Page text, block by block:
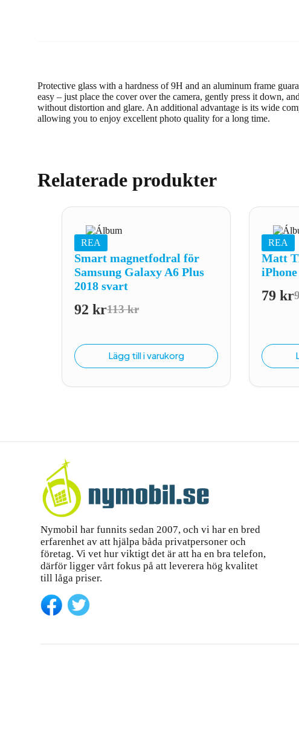
Protective glass with a hardness of 9H and an aluminum frame
easy – just place the cover over the camera, gently press it down,
without distortion and glare. An additional advantage is its wide
allowing you to enjoy excellent photo quality for a long time.
Relaterade produkter
REA
Smart magnetfodral för
Samsung Galaxy A6 Plus
2018 svart
113kr
Det
priset
var:
113 kr.
92 krDet
priset
är:
92 kr.
Lägg till i varukorg
REA
Matt
79 kr
Nymobil har funnits sedan 2007, och vi har en bred
erfarenhet av att hjälpa båda privatpersoner och
företag. Vi vet hur viktigt det är att ha en bra telefon,
därför ligger vårt fokus på att leverera hög kvalitet
till låga priser.